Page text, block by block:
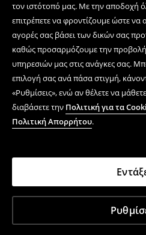
τον ιστότοπό μας. Με την αποδοχή
επιτρέπετε να φροντίζουμε ώστε να
αγορές σας βάσει των δικών σας
καθώς προσαρμόζουμε την
υπηρεσιών μας στις ανάγκες σας.
επιλογή σας ανά πάσα στιγμή,
«Ρυθμίσεις», ενώ αν θέλετε να
διαβάσετε την Πολιτική για τα
Πολιτική Απορρήτου.